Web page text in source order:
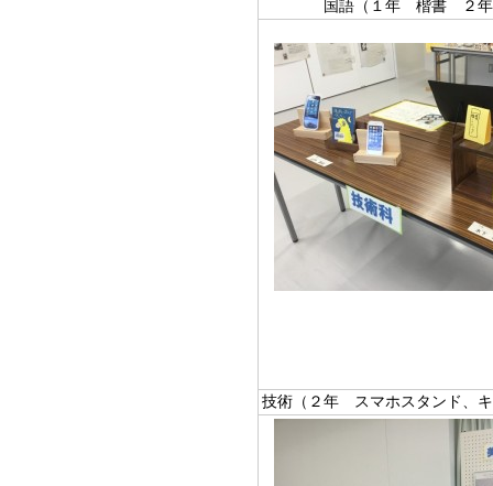
国語（１年 楷書 ２
技術（２年 スマホスタンド、